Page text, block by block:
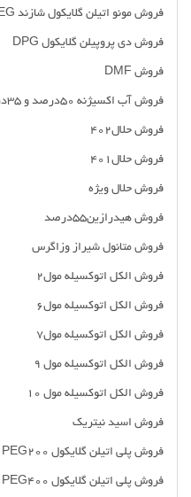
فروش مونو اتیلن گلایکول شازند MEG
فروش دی پروپیلن گلایکول DPG
فروش DMF
فروش آب اکسیژنه ۵۰درصد و ۳۵درصد
فروش حلال402
فروش حلال401
فروش حلال ویژه
فروش هیدرازین55درصد
فروش متانول شیراز وزاگرس
فروش الکل اتوکسیله مول2
فروش الکل اتوکسیله مول6
فروش الکل اتوکسیله مول7
فروش الکل اتوکسیله مول 9
فروش الکل اتوکسیله مول 10
فروش اسید نیتریک
فروش پلی اتیلن گلایکول PEG200
فروش پلی اتیلن گلایکول PEG400